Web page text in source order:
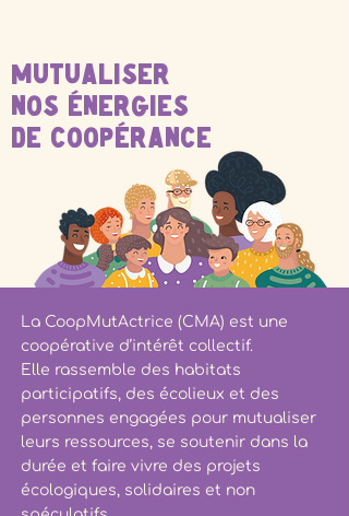
Mutualiser
nos énergies
de coopérance
La CoopMutActrice (CMA) est une
coopérative d’intérêt collectif.
Elle rassemble des habitats
participatifs, des écolieux et des
personnes engagées pour mutualiser
leurs ressources, se soutenir dans la
durée et faire vivre des projets
écologiques, solidaires et non